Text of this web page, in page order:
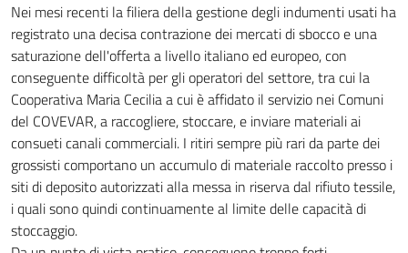
Nei mesi recenti la filiera della gestione degli indumenti usati ha
registrato una decisa contrazione dei mercati di sbocco e una
saturazione dell'offerta a livello italiano ed europeo, con
conseguente difficoltà per gli operatori del settore, tra cui la
Cooperativa Maria Cecilia a cui è affidato il servizio nei Comuni
del COVEVAR, a raccogliere, stoccare, e inviare materiali ai
consueti canali commerciali. I ritiri sempre più rari da parte dei
grossisti comportano un accumulo di materiale raccolto presso i
siti di deposito autorizzati alla messa in riserva dal rifiuto tessile,
i quali sono quindi continuamente al limite delle capacità di
stoccaggio.